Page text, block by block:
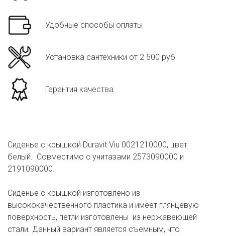
Удобные способы оплаты
Установка сантехники от 2 500 руб
Гарантия качества
Сиденье с крышкой Duravit Viu 0021210000, цвет
белый. Совместимо с унитазами 2573090000 и
2191090000.
Сиденье с крышкой изготовлено из
высококачественного пластика и имеет глянцевую
поверхность, петли изготовлены из нержавеющей
стали. Данный вариант является съемным, что